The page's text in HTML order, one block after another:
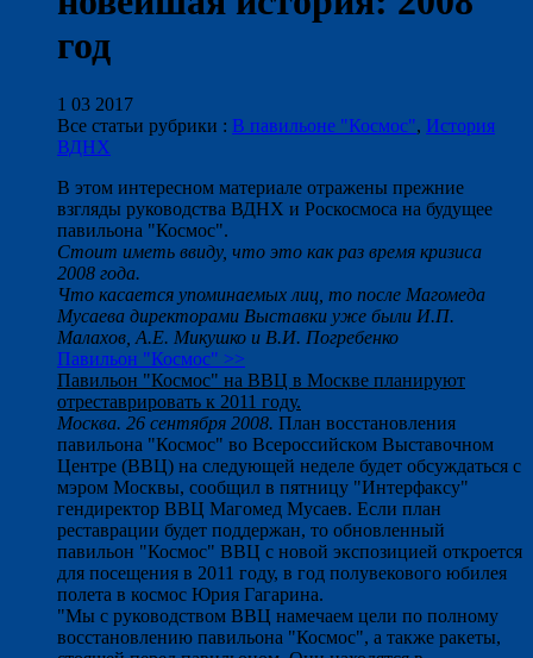
год
1 03 2017
Все статьи рубрики : В павильоне "Космос", История
ВДНХ
В этом интересном материале отражены прежние
взгляды руководства ВДНХ и Роскосмоса на будущее
павильона "Космос".
Стоит иметь ввиду, что это как раз время кризиса
2008 года.
Что касается упоминаемых лиц, то после Магомеда
Мусаева директорами Выставки уже были И.П.
Малахов, А.Е. Микушко и В.И. Погребенко
Павильон "Космос" >>
Павильон "Космос" на ВВЦ в Москве планируют
отреставрировать к 2011 году.
Москва. 26 сентября 2008. План восстановления
павильона "Космос" во Всероссийском Выставочном
Центре (ВВЦ) на следующей неделе будет обсуждаться с
мэром Москвы, сообщил в пятницу "Интерфаксу"
гендиректор ВВЦ Магомед Мусаев. Если план
реставрации будет поддержан, то обновленный
павильон "Космос" ВВЦ с новой экспозицией откроется
для посещения в 2011 году, в год полувекового юбилея
полета в космос Юрия Гагарина.
"Мы с руководством ВВЦ намечаем цели по полному
восстановлению павильона "Космос", а также ракеты,